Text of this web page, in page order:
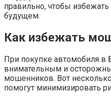
правильно, чтобы
будущем.
Как избежать
При покупке автомобиля в
внимательным и
мошенников. Вот
помогут минимизировать